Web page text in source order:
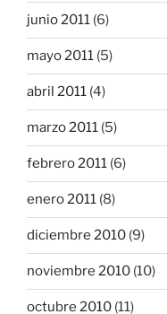
junio 2011 (6)
mayo 2011 (5)
abril 2011 (4)
marzo 2011 (5)
febrero 2011 (6)
enero 2011 (8)
diciembre 2010 (9)
noviembre 2010 (10)
octubre 2010 (11)